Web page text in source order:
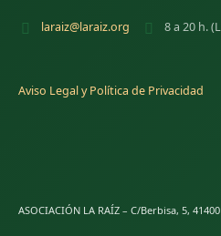
laraiz@laraiz.org 8 a 20 h.
Aviso Legal y Política de Privacidad
ASOCIACIÓN LA RAÍZ – C/Berbisa, 5,